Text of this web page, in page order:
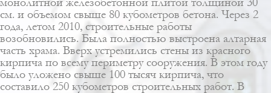
см. и объемом свыше 80 кубометров бетона. Через 2
года, летом 2010, строительные работы
возобновились. Была полностью выстроена алтарная
часть храма. Вверх устремились стены из красного
кирпича по всему периметру сооружения. В этом году
было уложено свыше 100 тысяч кирпича, что
составило 250 кубометров строительных работ. В